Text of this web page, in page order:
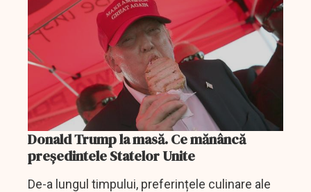
Donald Trump la masă. Ce mănâncă
președintele Statelor Unite
De-a lungul timpului, preferințele culinare ale